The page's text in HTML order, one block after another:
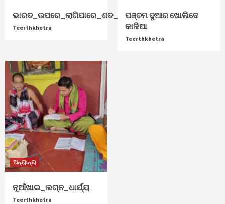
ଭାରତ_ଉପରେ_ଲାଗିପାରେ_ଶତ_ପ୍ରତିଶତ_ଟାରିଫ୍
Teerthkhetra
ପଞ୍ଚମ ଦୁଆର ଖୋଲିଦେ
କାଳିଆ
Teerthkhetra
ଅନ୍ୟାନ୍ୟ
ନୂଆଁଖାଇ_ଲଗ୍ନ_ଧାର୍ଯ୍ୟ
Teerthkhetra